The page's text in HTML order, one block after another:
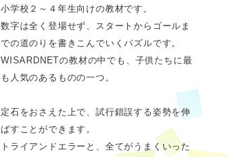
小学校２～４年生向けの教材です。
数字は全く登場せず、スタートからゴールま
での道のりを書きこんでいくパズルです。
WISARDNETの教材の中でも、子供たちに最
も人気のあるものの一つ。
定石をおさえた上で、試行錯誤する姿勢を伸
ばすことができます。
トライアンドエラーと、全てがうまくいった